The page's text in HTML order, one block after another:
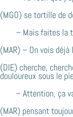
(MGO) se tortille de
– Mais faites la
(MAR) – On vois déjà
(DIE) cherche,
douloureux sous le
– Attention, ça va
(MAR) pensant